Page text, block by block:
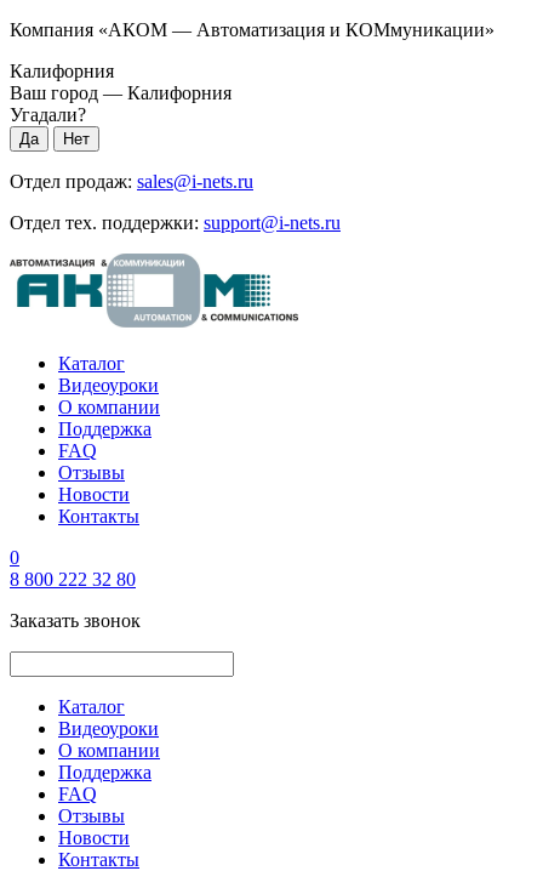
Компания «АКОМ — Автоматизация и КОМмуникации»
Калифорния
Ваш город — Калифорния
Угадали?
Отдел продаж: sales@i-nets.ru
Отдел тех. поддержки: support@i-nets.ru
Каталог
Видеоуроки
О компании
Поддержка
FAQ
Отзывы
Новости
Контакты
0
8 800 222 32 80
Заказать звонок
Каталог
Видеоуроки
О компании
Поддержка
FAQ
Отзывы
Новости
Контакты